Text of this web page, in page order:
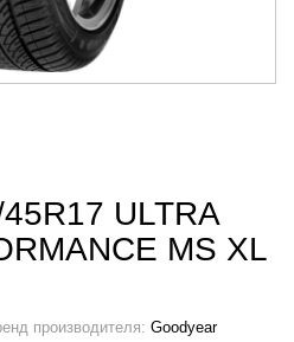
ULTRA
MS XL
производителя: Goodyear